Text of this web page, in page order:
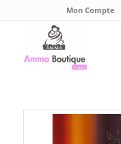
Mon Compte